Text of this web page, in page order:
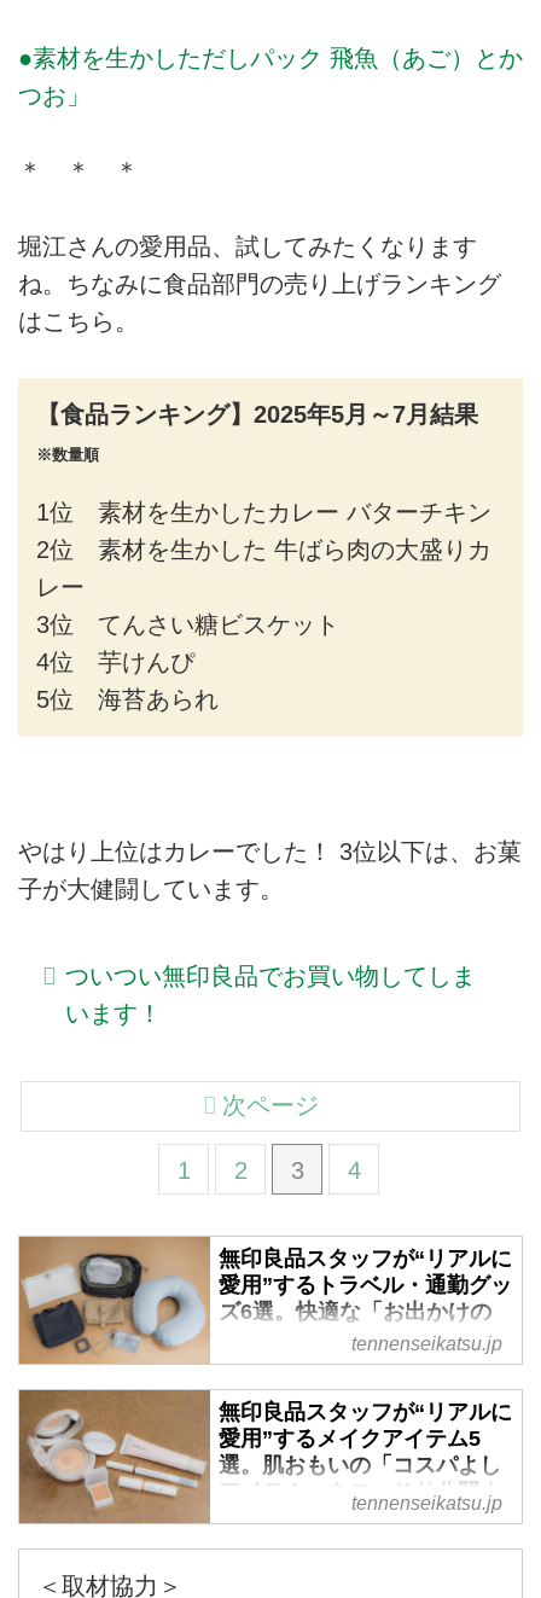
●素材を生かしただしパック 飛魚（あご）とか
つお」
＊ ＊ ＊
堀江さんの愛用品、試してみたくなります
ね。ちなみに食品部門の売り上げランキング
はこちら。
【食品ランキング】2025年5月～7月結果
※数量順
1位 素材を生かしたカレー バターチキン
2位 素材を生かした 牛ばら肉の大盛りカ
レー
3位 てんさい糖ビスケット
4位 芋けんぴ
5位 海苔あられ
やはり上位はカレーでした！ 3位以下は、お菓
子が大健闘しています。
ついつい無印良品でお買い物してしま
います！
1 2 3 4
次ページ
無印良品スタッフが“リアルに
愛用”するトラベル・通勤グッ
ズ6選。快適な「お出かけの
必需品」をこっそり公開｜天
然生活のいいものレポート -
天然生活web
シンプルで使い心地のいい“良
品”が揃う『無印良品』。スタッ
フが実際に愛用している品が気に
なる！ という方も多いのではな
tennenseikatsu.jp
無印良品スタッフが“リアルに
愛用”するメイクアイテム5
選。肌おもいの「コスパよし
アイテム」をこっそり公開｜
天然生活のいいものレポート
- 天然生活web
tennenseikatsu.jp
＜取材協力＞